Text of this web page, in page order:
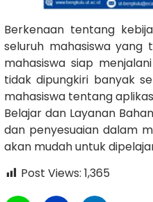
Berkenaan tentang
seluruh mahasiswa yang
mahasiswa siap
tidak dipungkiri banyak
mahasiswa tentang
Belajar dan Layanan
dan penyesuaian dalam
akan mudah untuk
Post Views: 1,365